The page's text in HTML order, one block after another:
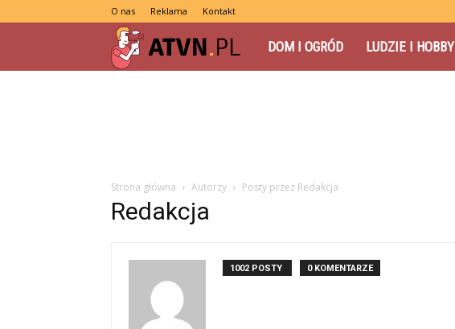
O nas Reklama Kontakt
atvn.pl
DOM I OGRÓD LUDZIE I HOBBY
Strona główna Autorzy Posty przez Redakcja
Redakcja
1002 POSTY 0 KOMENTARZE